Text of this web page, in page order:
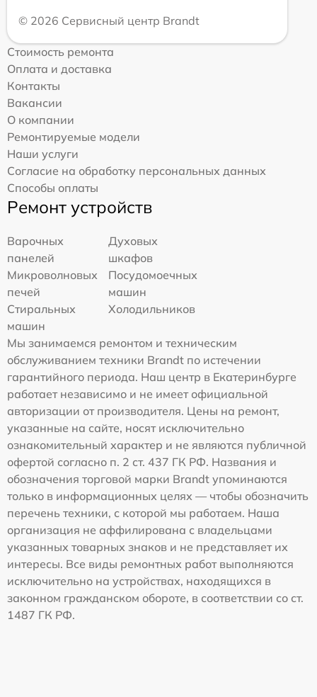
© 2026 Сервисный центр Brandt
Стоимость ремонта
Оплата и доставка
Контакты
Вакансии
О компании
Ремонтируемые модели
Наши услуги
Согласие на обработку персональных данных
Способы оплаты
Ремонт устройств
Варочных
панелей
Духовых
шкафов
Микроволновых
печей
Посудомоечных
машин
Стиральных
машин
Холодильников
Мы занимаемся ремонтом и техническим
обслуживанием техники Brandt по истечении
гарантийного периода. Наш центр в Екатеринбурге
работает независимо и не имеет официальной
авторизации от производителя. Цены на ремонт,
указанные на сайте, носят исключительно
ознакомительный характер и не являются публичной
офертой согласно п. 2 ст. 437 ГК РФ. Названия и
обозначения торговой марки Brandt упоминаются
только в информационных целях — чтобы обозначить
перечень техники, с которой мы работаем. Наша
организация не аффилирована с владельцами
указанных товарных знаков и не представляет их
интересы. Все виды ремонтных работ выполняются
исключительно на устройствах, находящихся в
законном гражданском обороте, в соответствии со ст.
1487 ГК РФ.